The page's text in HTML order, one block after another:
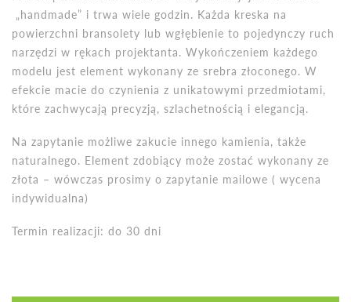
„handmade” i trwa wiele godzin. Każda kreska na
powierzchni bransolety lub wgłębienie to pojedynczy ruch
narzędzi w rękach projektanta. Wykończeniem każdego
modelu jest element wykonany ze srebra złoconego. W
efekcie macie do czynienia z unikatowymi przedmiotami,
które zachwycają precyzją, szlachetnością i elegancją.
Na zapytanie możliwe zakucie innego kamienia, także
naturalnego. Element zdobiący może zostać wykonany ze
złota – wówczas prosimy o zapytanie mailowe ( wycena
indywidualna)
Termin realizacji: do 30 dni